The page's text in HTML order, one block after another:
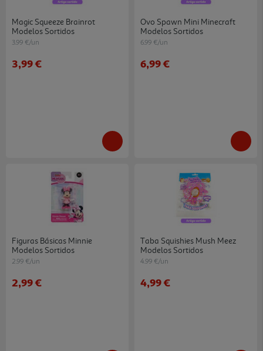
Magic Squeeze Brainrot
Modelos Sortidos
3.99 €/un
3,99 €
Ovo Spawn Mini Minecraft
Modelos Sortidos
6.99 €/un
6,99 €
Figuras Básicas Minnie
Modelos Sortidos
2.99 €/un
2,99 €
Taba Squishies Mush Meez
Modelos Sortidos
4.99 €/un
4,99 €